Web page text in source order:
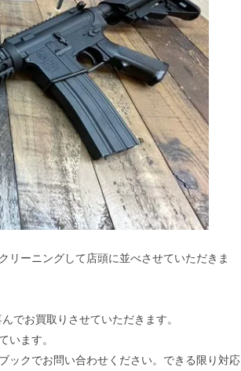
リーニングして店頭に並べさせていただきま
でお買取りさせていただきます。
います。
ックでお問い合わせください。できる限り対応